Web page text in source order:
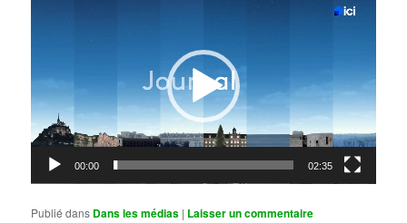
00:00 02:35
Publié dans Dans les médias | Laisser un commentaire